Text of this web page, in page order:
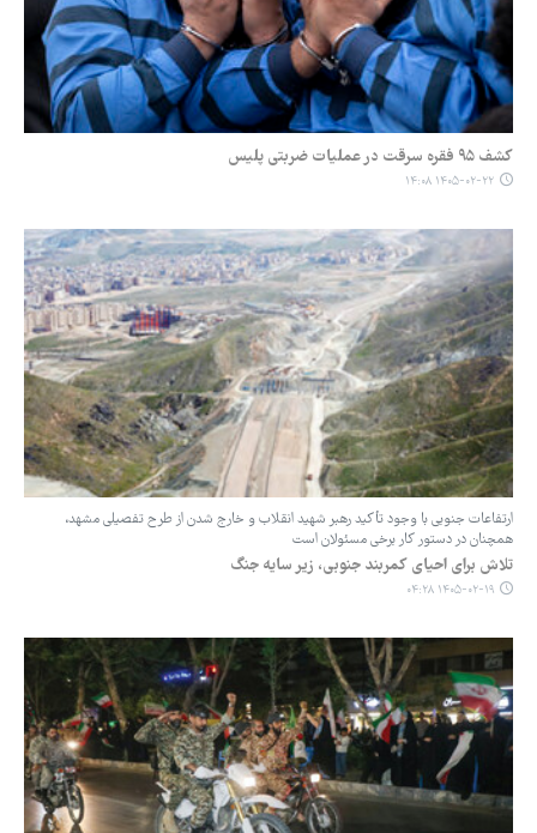
کشف ۹۵ فقره سرقت در عملیات ضربتی پلیس
۱۴۰۵-۰۲-۲۲ ۱۴:۰۸
ارتفاعات جنوبی با وجود تأکید رهبر شهید انقلاب و خارج شدن از طرح تفصیلی مشهد،
همچنان در دستور کار برخی مسئولان است
تلاش برای احیای کمربند جنوبی، زیر سایه جنگ
۱۴۰۵-۰۲-۱۹ ۰۴:۲۸